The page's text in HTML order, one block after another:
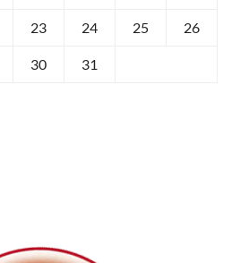
23 24 25 26
30 31